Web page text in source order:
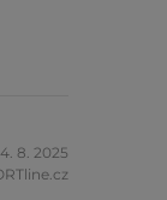
8. 2025